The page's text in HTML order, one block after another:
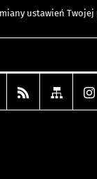
ustawień